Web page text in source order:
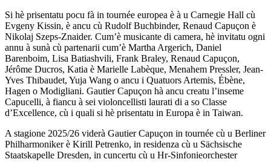
Si hè prisentatu pocu fà in tournée europea è à u Carnegie Hall cù
Evgeny Kissin, è ancu cù Rudolf Buchbinder, Renaud Capuçon è
Nikolaj Szeps-Znaider. Cum’è musicante di camera, hè invitatu ogni
annu à sunà cù partenarii cum’è Martha Argerich, Daniel
Barenboim, Lisa Batiashvili, Frank Braley, Renaud Capuçon,
Jérôme Ducros, Katia è Marielle Labèque, Menahem Pressler, Jean-
Yves Thibaudet, Yuja Wang o ancu i Quatuors Artemis, Ébène,
Hagen o Modigliani. Gautier Capuçon hà ancu creatu l’inseme
Capucelli, à fiancu à sei violoncellisti laurati di a so Classe
d’Excellence, cù i quali si hè prisentatu in Europa è in Taiwan.
A stagione 2025/26 viderà Gautier Capuçon in tournée cù u Berliner
Philharmoniker è Kirill Petrenko, in residenza cù u Sächsische
Staatskapelle Dresden, in cuncertu cù u Hr-Sinfonieorchester